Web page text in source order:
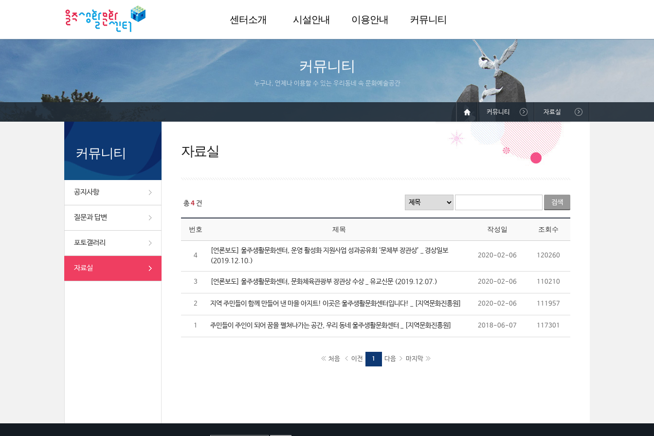
센터소개 시설안내 이용안내 커뮤니티
커뮤니티
누구나, 언제나 이용할 수 있는 우리동네 속 문화예술공간
커뮤니티
공지사항
질문과 답변
포토갤러리
자료실
커뮤니티 자료실
자료실
총4 건
번호 제목 작성일 조회수
4
[언론보도] 울주생활문화센터, 운영 활성화 지원사업 성과공유회 ‘문체부 장관상’ _ 경상일보
(2019.12.10.)
2020-02-06 120260
3 [언론보도] 울주생활문화센터, 문화체육관광부 장관상 수상 _ 유교신문 (2019.12.07.) 2020-02-06 110210
2 지역 주민들이 함께 만들어 낸 마을 아지트! 이곳은 울주생활문화센터입니다! _ [지역문화진흥원] 2020-02-06 111957
1 주민들이 주인이 되어 꿈을 펼쳐나가는 공간, 우리 동네 울주생활문화센터 _ [지역문화진흥원] 2018-06-07 117301
처음 이전 1 다음 마지막